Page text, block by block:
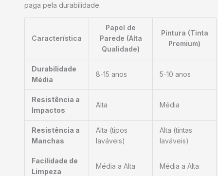
paga pela durabilidade.
Característica
Papel de
Parede (Alta
Qualidade)
Pintura (Tinta
Premium)
Durabilidade
Média
8-15 anos 5-10 anos
Resistência a
Impactos
Alta Média
Resistência a
Manchas
Alta (tipos
laváveis)
Alta (tintas
laváveis)
Facilidade de
Limpeza
Média a Alta Média a Alta